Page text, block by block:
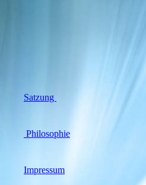
Satzung
Philosophie
Impressum